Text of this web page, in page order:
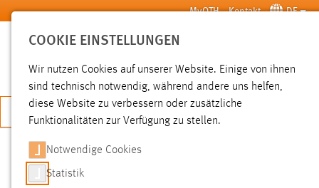
Zum Hauptinhalt springen MyOTH Kontakt DE
SUCHE
JETZT BEWERBEN
SUCHE
COOKIE EINSTELLUNGEN
Wir nutzen Cookies auf unserer Website. Einige von ihnen
sind technisch notwendig, während andere uns helfen,
diese Website zu verbessern oder zusätzliche
Funktionalitäten zur Verfügung zu stellen.
Notwendige Cookies
Statistik